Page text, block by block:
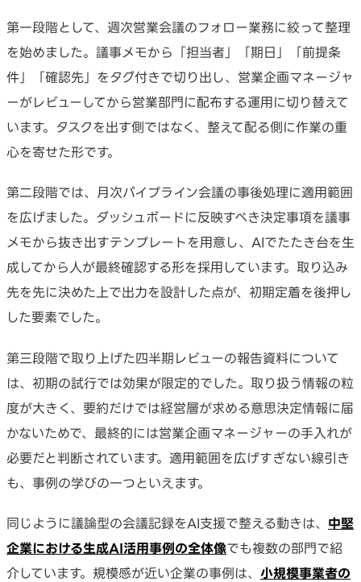
第一段階として、週次営業会議のフォロー業務に絞って整理
を始めました。議事メモから「担当者」「期日」「前提条
件」「確認先」をタグ付きで切り出し、営業企画マネージャ
ーがレビューしてから営業部門に配布する運用に切り替えて
います。タスクを出す側ではなく、整えて配る側に作業の重
心を寄せた形です。
第二段階では、月次パイプライン会議の事後処理に適用範囲
を広げました。ダッシュボードに反映すべき決定事項を議事
メモから抜き出すテンプレートを用意し、AIでたたき台を生
成してから人が最終確認する形を採用しています。取り込み
先を先に決めた上で出力を設計した点が、初期定着を後押し
した要素でした。
第三段階で取り上げた四半期レビューの報告資料について
は、初期の試行では効果が限定的でした。取り扱う情報の粒
度が大きく、要約だけでは経営層が求める意思決定情報に届
かないためで、最終的には営業企画マネージャーの手入れが
必要だと判断されています。適用範囲を広げすぎない線引き
も、事例の学びの一つといえます。
同じように議論型の会議記録をAI支援で整える動きは、 中堅
企業における生成AI活用事例の全体像でも複数の部門で紹
介しています。規模感が近い企業の事例は、 小規模事業者の